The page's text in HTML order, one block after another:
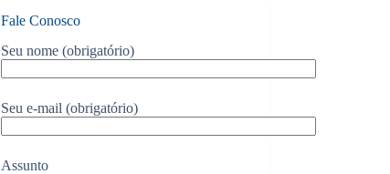
Fale Conosco
Seu nome (obrigatório)
Seu e-mail (obrigatório)
Assunto